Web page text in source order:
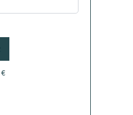
€